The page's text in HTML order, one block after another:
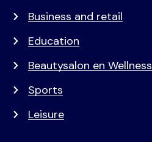
Business and retail
Education
Beautysalon en Wellness
Sports
Leisure